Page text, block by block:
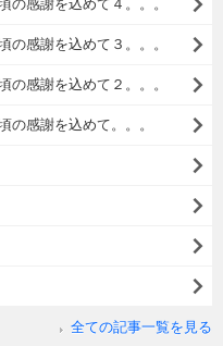
の感謝を込めて４。。。
の感謝を込めて３。。。
の感謝を込めて２。。。
の感謝を込めて。。。
全ての記事一覧を見る